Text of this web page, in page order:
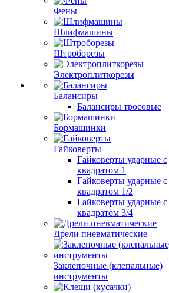
Фены
Шлифмашины
Штроборезы
Электроплиткорезы
Балансиры
Балансиры тросовые
Бормашинки
Гайковерты
Гайковерты ударные с
квадратом 1
Гайковерты ударные с
квадратом 1/2
Гайковерты ударные с
квадратом 3/4
Дрели пневматические
Заклепочные (клепальные)
инструменты